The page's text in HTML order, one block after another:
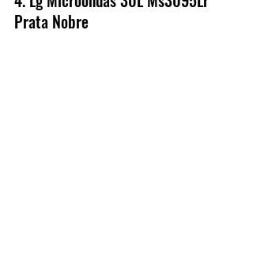
Prata Nobre